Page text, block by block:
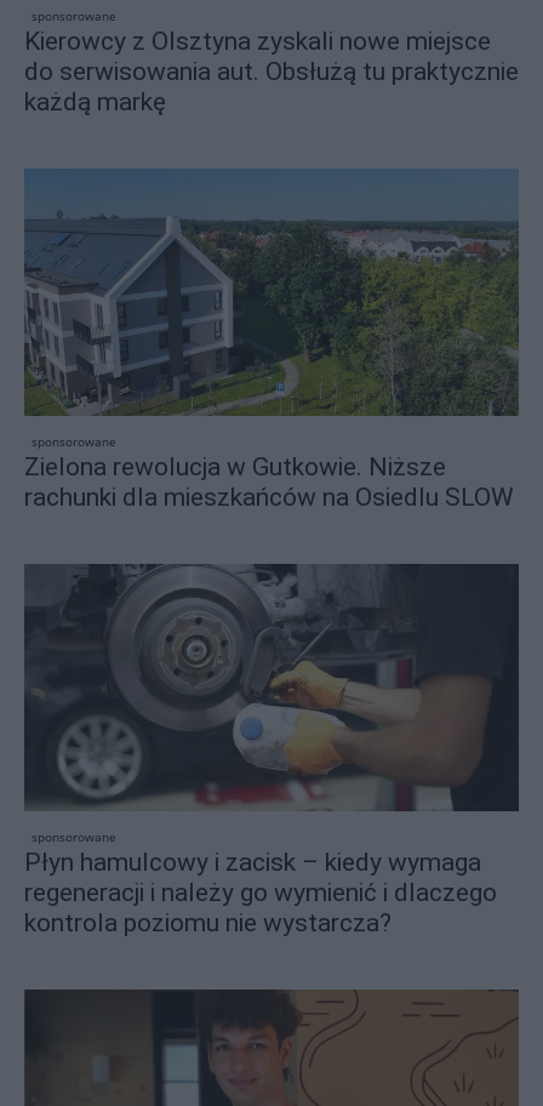
sponsorowane
Kierowcy z Olsztyna zyskali nowe miejsce
do serwisowania aut. Obsłużą tu praktycznie
każdą markę
sponsorowane
Zielona rewolucja w Gutkowie. Niższe
rachunki dla mieszkańców na Osiedlu SLOW
sponsorowane
Płyn hamulcowy i zacisk – kiedy wymaga
regeneracji i należy go wymienić i dlaczego
kontrola poziomu nie wystarcza?